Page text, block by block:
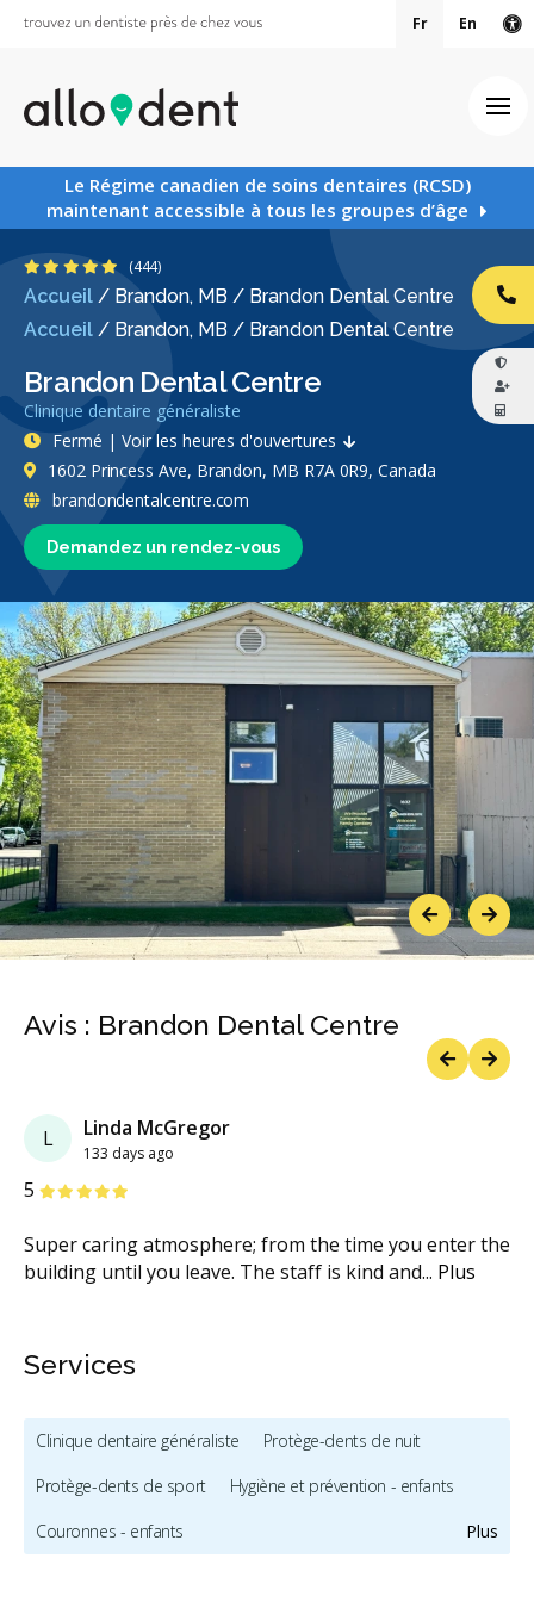
Fr En
Le Régime canadien de soins dentaires (RCSD)
maintenant accessible à tous les groupes d’âge
Accueil / Brandon, MB / Brandon Dental Centre
Accueil / Brandon, MB / Brandon Dental Centre
Brandon Dental Centre
Clinique dentaire généraliste
4.9 étoiles
(444)
Demandez un rendez-vous
Fermé | Voir les heures d'ouvertures
1602 Princess Ave, Brandon, MB R7A 0R9, Canada
brandondentalcentre.com
PreviousNext
Avis : Brandon Dental Centre
L Linda McGregor
133 days ago
5 étoiles
Super caring atmosphere; from the time you enter the
building until you leave. The staff is kind and... Plus
étoiles
étoiles
étoiles
étoiles
Services
Plus
Clinique dentaire généraliste
Protège-dents de nuit
Protège-dents de sport
Hygiène et prévention - enfants
Couronnes - enfants